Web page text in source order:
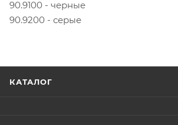
90.9100 - черные
90.9200 - серые
КАТАЛОГ